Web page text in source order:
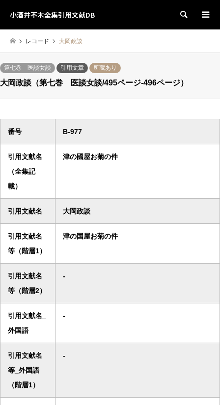
小酒井不木全集引用文献DB 検索
レコード 大岡政談
第七巻 医談女談 引用文章 所蔵あり
大岡政談（第七巻 医談女談/495ページ-496ページ）
番号 B-977
引用文献名
（全集記
載）
津の國屋お菊の件
引用文献名 大岡政談
引用文献名
等（階層1）
津の国屋お菊の件
引用文献名
等（階層2）
-
引用文献名_
外国語
-
引用文献名
等_外国語
（階層1）
-